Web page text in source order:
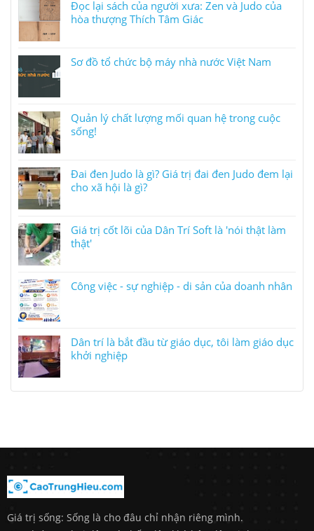
Đọc lại sách của người xưa: Zen và Judo của
hòa thượng Thích Tâm Giác
Sơ đồ tổ chức bộ máy nhà nước Việt Nam
Quản lý chất lượng mối quan hệ trong cuộc
sống!
Đai đen Judo là gì? Giá trị đai đen Judo đem lại
cho xã hội là gì?
Giá trị cốt lõi của Dân Trí Soft là 'nói thật làm
thật'
Công việc - sự nghiệp - di sản của doanh nhân
Dân trí là bắt đầu từ giáo dục, tôi làm giáo dục
khởi nghiệp
Giá trị sống: Sống là cho đâu chỉ nhận riêng mình.